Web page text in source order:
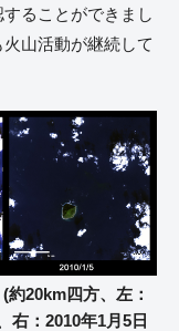
ることができまし
山活動が継続して
20km四方、左：
右：2010年1月5日